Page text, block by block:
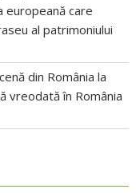
europeană care
al patrimoniului
din România la
vreodată în România